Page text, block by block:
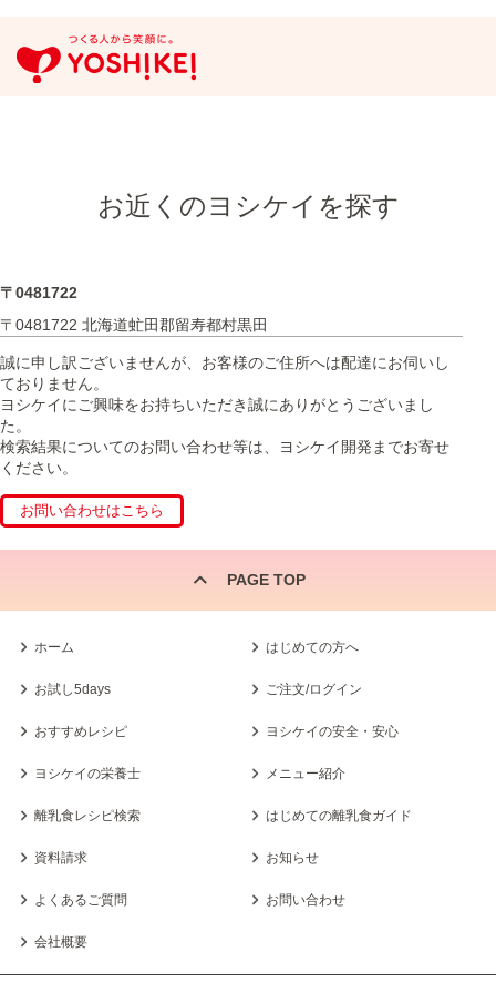
お近くのヨシケイを探す
〒0481722
〒0481722 北海道虻田郡留寿都村黒田
誠に申し訳ございませんが、お客様のご住所へは配達にお伺いし
ておりません。
ヨシケイにご興味をお持ちいただき誠にありがとうございまし
た。
検索結果についてのお問い合わせ等は、ヨシケイ開発までお寄せ
ください。
PAGE TOP
ホーム はじめての方へ
お試し5days ご注文/ログイン
おすすめレシピ ヨシケイの安全・安心
ヨシケイの栄養士 メニュー紹介
離乳食レシピ検索 はじめての離乳食ガイド
資料請求 お知らせ
よくあるご質問 お問い合わせ
会社概要